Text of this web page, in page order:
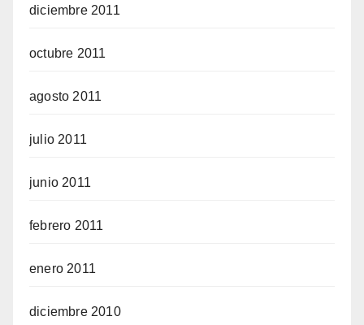
diciembre 2011
octubre 2011
agosto 2011
julio 2011
junio 2011
febrero 2011
enero 2011
diciembre 2010